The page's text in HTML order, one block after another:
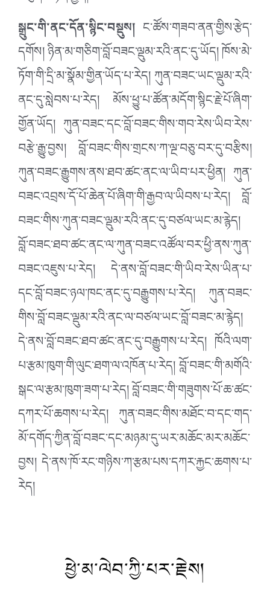
སྒྲུང་གི་ནང་དོན་སྙིང་བསྡུས། ང་ཚོས་གཟབ་ནན་གྱིས་རྩེད་
དགོས། ཉིན་མ་གཅིག་བློ་བཟང་ལྡུམ་རའི་ནང་དུ་ཡོད། ཁོས་མེ་
ཏོག་གི་དྲི་མ་སྣོམ་གྱིན་ཡོད་པ་རེད། ཀུན་བཟང་ཡང་ལྡུམ་རའི་
ནང་དུ་སླེབས་པ་རེད། མོས་ཕྱུ་པ་ཚོན་མདོག་སྙིང་རྗེ་པོ་ཞིག་
གྱོན་ཡོད། ཀུན་བཟང་དང་བློ་བཟང་གིས་གབ་རེས་ཡིབ་རེས་
བརྩེ་རྒྱུ་བྱས། བློ་བཟང་གིས་གྲངས་ཀ་ལྔ་བཅུ་བར་དུ་བརྩིས།
ཀུན་བཟང་རྒྱུགས་ནས་ཐབ་ཚང་ནང་ལ་ཡིབ་པར་ཕྱིན། ཀུན་
བཟང་འབྲས་དོ་པོ་ཆེན་པོ་ཞིག་གི་རྒྱབ་ལ་ཡིབས་པ་རེད། བློ་
བཟང་གིས་ཀུན་བཟང་ལྡུམ་རའི་ནང་དུ་བཙལ་ཡང་མ་རྙེད།
བློ་བཟང་ཐབ་ཚང་ནང་ལ་ཀུན་བཟང་འཚོལ་བར་ཕྱི་ནས་ཀུན་
བཟང་འཇུས་པ་རེད། དེ་ནས་བློ་བཟང་གི་ཡིབ་རེས་ཡིན་པ་
དང་བློ་བཟང་ཉལ་ཁང་ནང་དུ་བརྒྱུགས་པ་རེད། ཀུན་བཟང་
གིས་བློ་བཟང་ལྡུམ་རའི་ནང་ལ་བཙལ་ཡང་བློ་བཟང་མ་རྙེད།
དེ་ནས་བློ་བཟང་ཐབ་ཚང་ནང་དུ་བརྒྱུགས་པ་རེད། ཁོའི་ལག་
པ་རྩམ་ཁུག་གི་ལུང་ཐག་ལ་འཁོན་པ་རེད། བློ་བཟང་གི་མགོའི་
སྒང་ལ་རྩམ་ཁུག་ཟག་པ་རེད། བློ་བཟང་གི་གཟུགས་པོ་ཆ་ཚང་
དཀར་པོ་ཆགས་པ་རེད། ཀུན་བཟང་གིས་མཐོང་བ་དང་གད་
མོ་དགོད་ཀྱིན་བློ་བཟང་དང་མཉམ་དུ་ཡར་མཆོང་མར་མཆོང་
བྱས། དེ་ནས་ཁོ་རང་གཉིས་ཀ་རྩམ་པས་དཀར་རྐྱང་ཆགས་པ་
རེད།
ཕྱེ་མ་ལེབ་ཀྱི་པར་རྗེས།